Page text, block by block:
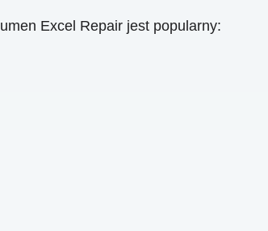
Excel Repair jest popularny: